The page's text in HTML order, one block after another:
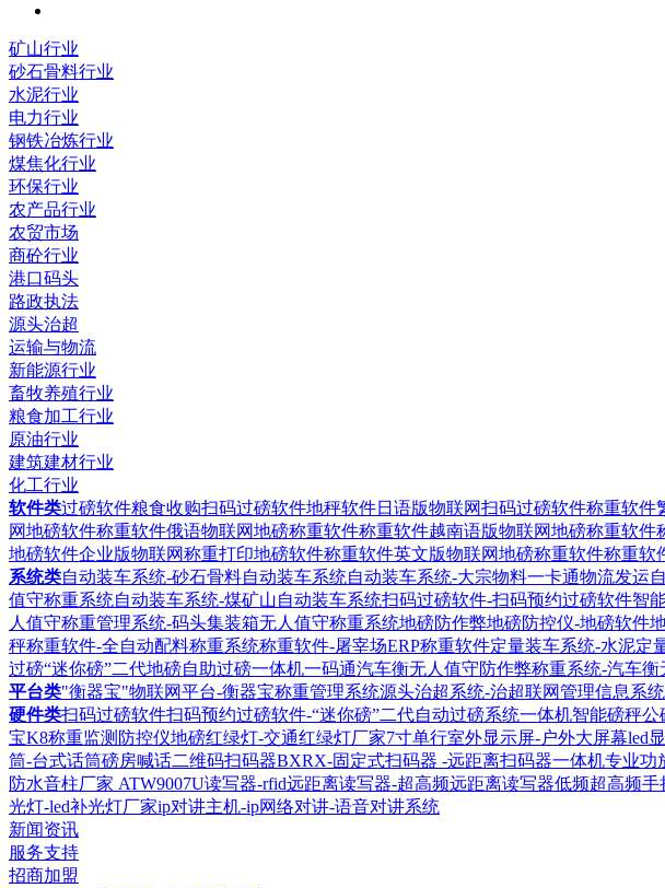
矿山行业
砂石骨料行业
水泥行业
电力行业
钢铁冶炼行业
煤焦化行业
环保行业
农产品行业
农贸市场
商砼行业
港口码头
路政执法
源头治超
运输与物流
新能源行业
畜牧养殖行业
粮食加工行业
原油行业
建筑建材行业
化工行业
软件类过磅软件粮食收购扫码过磅软件地秤软件日语版物联网扫码过磅软件称重软件
网地磅软件称重软件俄语物联网地磅称重软件称重软件越南语版物联网地磅称重软件
地磅软件企业版物联网称重打印地磅软件称重软件英文版物联网地磅称重软件称重软
系统类自动装车系统-砂石骨料自动装车系统自动装车系统-大宗物料一卡通物流发运
值守称重系统自动装车系统-煤矿山自动装车系统扫码过磅软件-扫码预约过磅软件智
人值守称重管理系统-码头集装箱无人值守称重系统地磅防作弊地磅防控仪-地磅软件
秤称重软件-全自动配料称重系统称重软件-屠宰场ERP称重软件定量装车系统-水泥定
过磅“迷你磅”二代地磅自助过磅一体机一码通汽车衡无人值守防作弊称重系统-汽车衡
平台类"衡器宝"物联网平台-衡器宝称重管理系统源头治超系统-治超联网管理信息系统
硬件类扫码过磅软件扫码预约过磅软件-“迷你磅”二代自动过磅系统一体机智能磅秤
宝K8称重监测防控仪地磅红绿灯-交通红绿灯厂家7寸单行室外显示屏-户外大屏幕led
筒-台式话筒磅房喊话二维码扫码器BXRX-固定式扫码器 -远距离扫码器一体机专业功
防水音柱厂家 ATW9007U读写器-rfid远距离读写器-超高频远距离读写器低频超高频手
光灯-led补光灯厂家ip对讲主机-ip网络对讲-语音对讲系统
新闻资讯
服务支持
招商加盟